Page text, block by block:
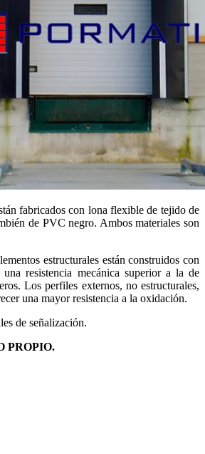
fabricados con lona flexible de tejido de
de PVC negro. Ambos materiales son
estructurales están construidos con
resistencia mecánica superior a la de
Los perfiles externos, no estructurales,
una mayor resistencia a la oxidación.
de señalización.
PROPIO.